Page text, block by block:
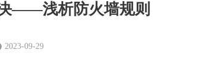
——浅析防火墙规则
2023-09-29